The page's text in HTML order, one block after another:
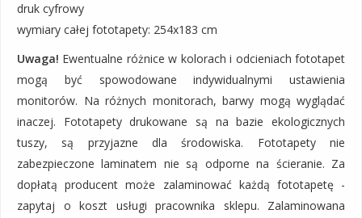
druk cyfrowy
wymiary całej fototapety: 254x183 cm
Uwaga! Ewentualne różnice w kolorach i odcieniach fototapet
mogą być spowodowane indywidualnymi ustawienia
monitorów. Na różnych monitorach, barwy mogą wyglądać
inaczej. Fototapety drukowane są na bazie ekologicznych
tuszy, są przyjazne dla środowiska. Fototapety nie
zabezpieczone laminatem nie są odporne na ścieranie. Za
dopłatą producent może zalaminować każdą fototapetę -
zapytaj o koszt usługi pracownika sklepu. Zalaminowana